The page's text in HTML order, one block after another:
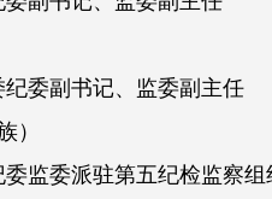
委副书记、监委副主任
）
监委派驻第五纪检监察